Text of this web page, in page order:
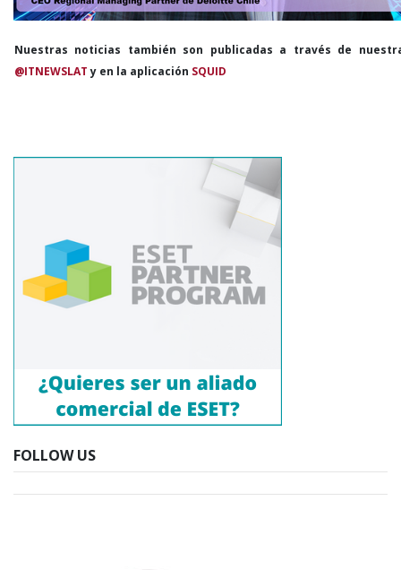
Nuestras noticias también son publicadas a través de
@ITNEWSLATy en la aplicación SQUID
FOLLOW US